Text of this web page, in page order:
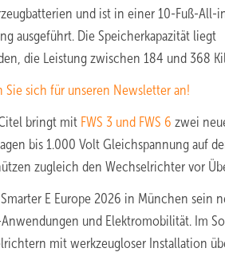
und ist in einer 10-Fuß-All-
ausgeführt. Die Speicherkapazität liegt
die Leistung zwischen 184 und 368
Sie sich für unseren Newsletter an!
bringt mit FWS 3 und FWS 6 zwei
bis 1.000 Volt Gleichspannung auf
zugleich den Wechselrichter vor
E Europe 2026 in München sein
und Elektromobilität. Im
mit werkzeugloser Installation